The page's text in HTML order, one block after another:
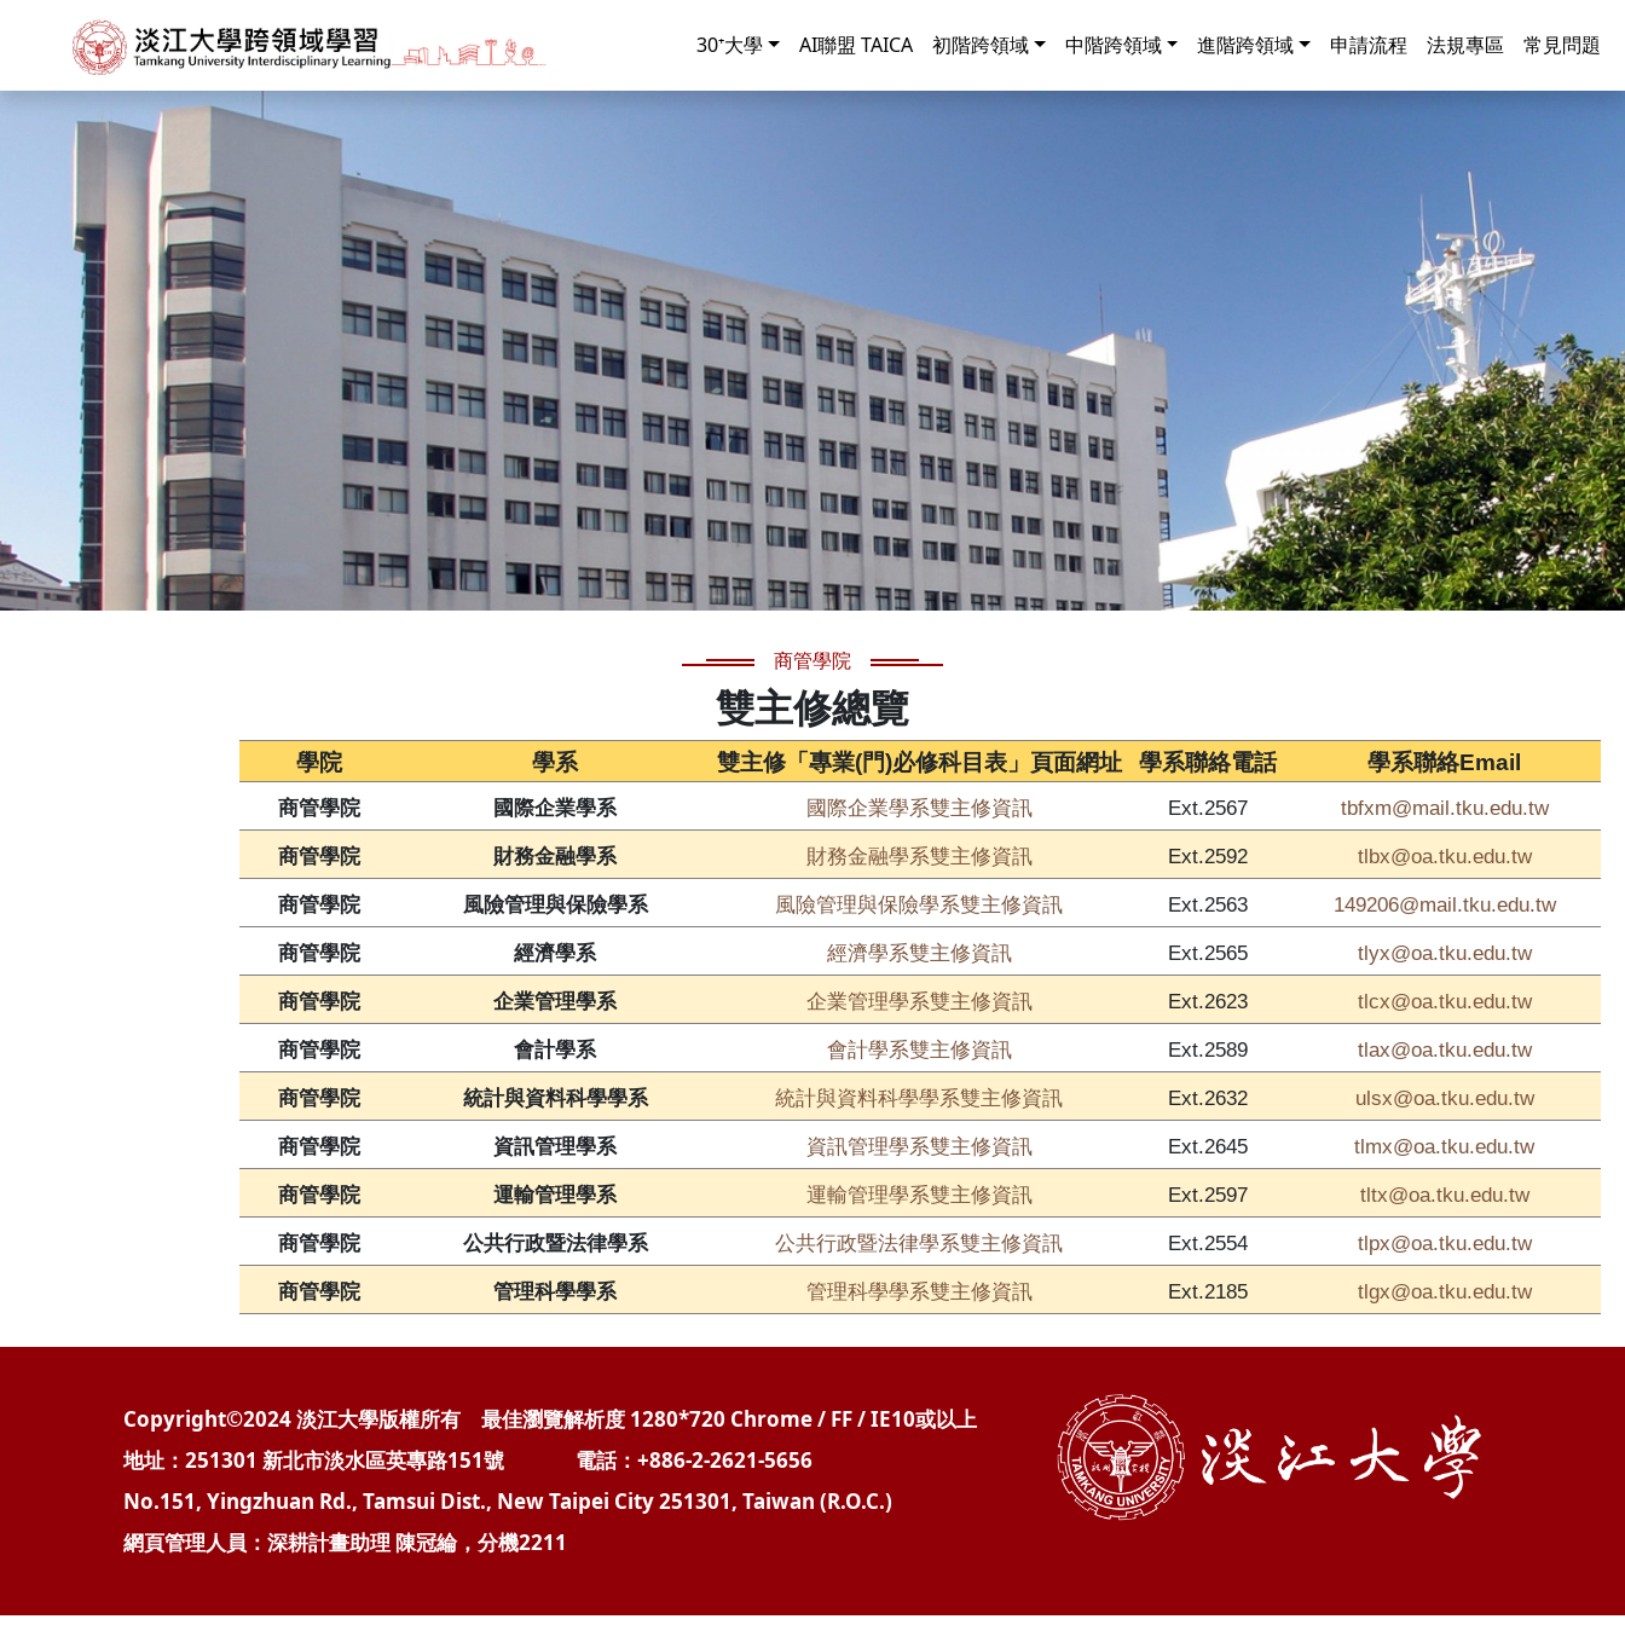
30⁺大學 AI聯盟 TAICA 初階跨領域 中階跨領域 進階跨領域 申請流程 法規專區 常見問題
商管學院
雙主修總覽
學院 學系 雙主修「專業(門)必修科目表」頁面網址 學系聯絡電話 學系聯絡Email
商管學院 國際企業學系 國際企業學系雙主修資訊 Ext.2567 tbfxm@mail.tku.edu.tw
商管學院 財務金融學系 財務金融學系雙主修資訊 Ext.2592 tlbx@oa.tku.edu.tw
商管學院 風險管理與保險學系 風險管理與保險學系雙主修資訊 Ext.2563 149206@mail.tku.edu.tw
商管學院 經濟學系 經濟學系雙主修資訊 Ext.2565 tlyx@oa.tku.edu.tw
商管學院 企業管理學系 企業管理學系雙主修資訊 Ext.2623 tlcx@oa.tku.edu.tw
商管學院 會計學系 會計學系雙主修資訊 Ext.2589 tlax@oa.tku.edu.tw
商管學院 統計與資料科學學系 統計與資料科學學系雙主修資訊 Ext.2632 ulsx@oa.tku.edu.tw
商管學院 資訊管理學系 資訊管理學系雙主修資訊 Ext.2645 tlmx@oa.tku.edu.tw
商管學院 運輸管理學系 運輸管理學系雙主修資訊 Ext.2597 tltx@oa.tku.edu.tw
商管學院 公共行政暨法律學系 公共行政暨法律學系雙主修資訊 Ext.2554 tlpx@oa.tku.edu.tw
商管學院 管理科學學系 管理科學學系雙主修資訊 Ext.2185 tlgx@oa.tku.edu.tw
Copyright©2024 淡江大學版權所有 最佳瀏覽解析度 1280*720 Chrome / FF / IE10或以上
地址：251301 新北市淡水區英專路151號 電話：+886-2-2621-5656
No.151, Yingzhuan Rd., Tamsui Dist., New Taipei City 251301, Taiwan (R.O.C.)
網頁管理人員：深耕計畫助理 陳冠綸，分機2211